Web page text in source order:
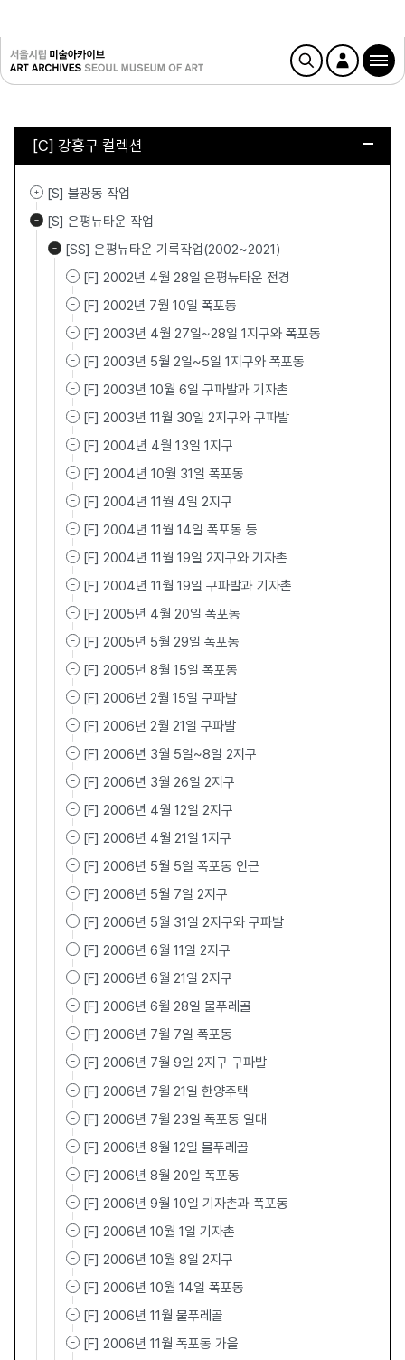
[C] 강홍구 컬렉션
[S] 불광동 작업
[S] 은평뉴타운 작업
[SS] 은평뉴타운 기록작업(2002~2021)
[F] 2002년 4월 28일 은평뉴타운 전경
[F] 2002년 7월 10일 폭포동
[F] 2003년 4월 27일~28일 1지구와 폭포동
[F] 2003년 5월 2일~5일 1지구와 폭포동
[F] 2003년 10월 6일 구파발과 기자촌
[F] 2003년 11월 30일 2지구와 구파발
[F] 2004년 4월 13일 1지구
[F] 2004년 10월 31일 폭포동
[F] 2004년 11월 4일 2지구
[F] 2004년 11월 14일 폭포동 등
[F] 2004년 11월 19일 2지구와 기자촌
[F] 2004년 11월 19일 구파발과 기자촌
[F] 2005년 4월 20일 폭포동
[F] 2005년 5월 29일 폭포동
[F] 2005년 8월 15일 폭포동
[F] 2006년 2월 15일 구파발
[F] 2006년 2월 21일 구파발
[F] 2006년 3월 5일~8일 2지구
[F] 2006년 3월 26일 2지구
[F] 2006년 4월 12일 2지구
[F] 2006년 4월 21일 1지구
[F] 2006년 5월 5일 폭포동 인근
[F] 2006년 5월 7일 2지구
[F] 2006년 5월 31일 2지구와 구파발
[F] 2006년 6월 11일 2지구
[F] 2006년 6월 21일 2지구
[F] 2006년 6월 28일 물푸레골
[F] 2006년 7월 7일 폭포동
[F] 2006년 7월 9일 2지구 구파발
[F] 2006년 7월 21일 한양주택
[F] 2006년 7월 23일 폭포동 일대
[F] 2006년 8월 12일 물푸레골
[F] 2006년 8월 20일 폭포동
[F] 2006년 9월 10일 기자촌과 폭포동
[F] 2006년 10월 1일 기자촌
[F] 2006년 10월 8일 2지구
[F] 2006년 10월 14일 폭포동
[F] 2006년 11월 물푸레골
[F] 2006년 11월 폭포동 가을